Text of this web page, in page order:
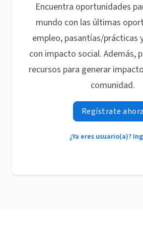
Encuentra oportunidades
mundo con las últimas
empleo, pasantías/prácticas
con impacto social. Además,
recursos para generar
comunidad.
Regístrate ahora
¿Ya eres usuario(a)?